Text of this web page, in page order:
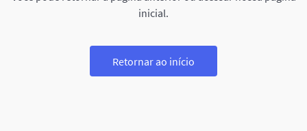
inicial.
Retornar ao início